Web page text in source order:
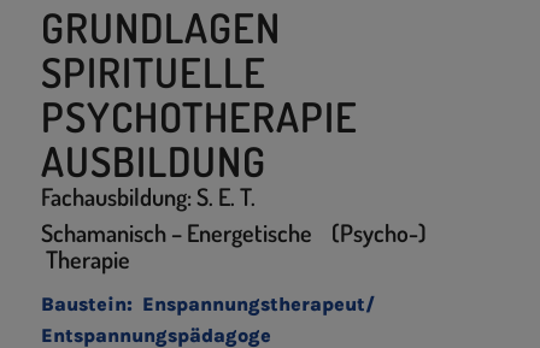
GRUNDLAGEN
SPIRITUELLE
PSYCHOTHERAPIE
AUSBILDUNG
Fachausbildung: S. E. T.
Schamanisch – Energetische (Psycho-)
Therapie
Baustein: Enspannungstherapeut/
Entspannungspädagoge